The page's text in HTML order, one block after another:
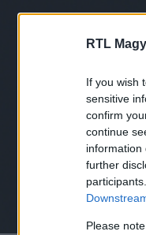
RTL
If you wish
sensitive
confirm
continue
information
further
Please